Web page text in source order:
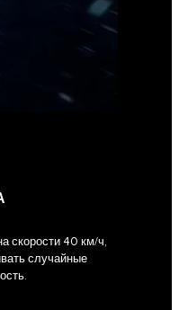
скорости 40 км/ч,
случайные